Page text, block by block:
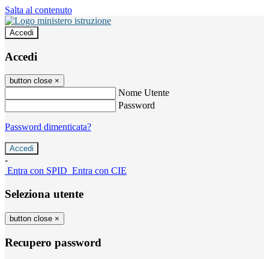
Salta al contenuto
Accedi
Accedi
button close ×
Nome Utente
Password
Password dimenticata?
-
Entra con SPID Entra con CIE
Seleziona utente
button close ×
Recupero password